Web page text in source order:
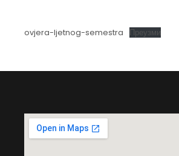
ovjera-ljetnog-semestra Преузми